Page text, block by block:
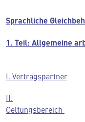
Sprachliche
1. Teil: Allgemeine
I. Vertragspartner
II.
Geltungsbereich